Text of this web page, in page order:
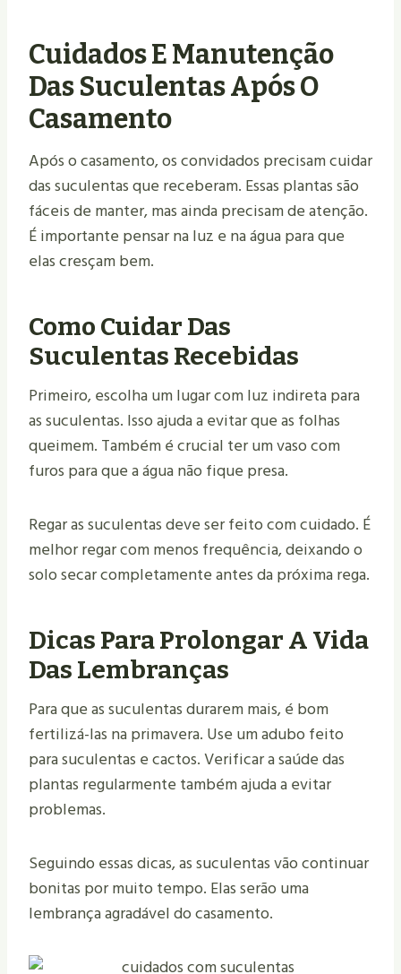
Cuidados E Manutenção
Das Suculentas Após O
Casamento
Após o casamento, os convidados precisam cuidar
das suculentas que receberam. Essas plantas são
fáceis de manter, mas ainda precisam de atenção.
É importante pensar na luz e na água para que
elas cresçam bem.
Como Cuidar Das
Suculentas Recebidas
Primeiro, escolha um lugar com luz indireta para
as suculentas. Isso ajuda a evitar que as folhas
queimem. Também é crucial ter um vaso com
furos para que a água não fique presa.
Regar as suculentas deve ser feito com cuidado. É
melhor regar com menos frequência, deixando o
solo secar completamente antes da próxima rega.
Dicas Para Prolongar A Vida
Das Lembranças
Para que as suculentas durarem mais, é bom
fertilizá-las na primavera. Use um adubo feito
para suculentas e cactos. Verificar a saúde das
plantas regularmente também ajuda a evitar
problemas.
Seguindo essas dicas, as suculentas vão continuar
bonitas por muito tempo. Elas serão uma
lembrança agradável do casamento.